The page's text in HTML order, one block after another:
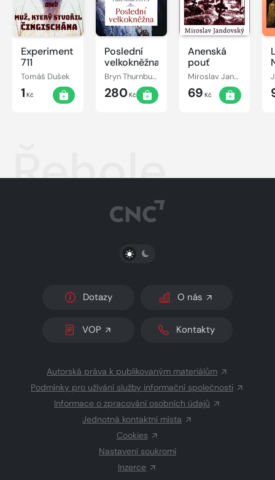
Experiment
711
Tomáš Dušek
1 Kč
Poslední
velkokněžna
Bryn Thurnbullová
280Kč
Anenská
pouť
Miroslav Jandovský
69 Kč
Řehole
PŘEPNOUT SVĚTLÝ/TMAVÝ REŽIM
Dotazy O nás
VOP Kontakty
Autorská práva k publikovaným materiálům
Podmínky pro užívání služby informační společnosti
Informace o zpracování osobních údajů
Jednotná kontaktní místa
Cookies
Nastavení soukromí
Inzerce